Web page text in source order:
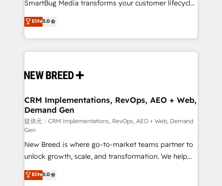
Perplexity等のAI検索からの流入・引用を前提にコンテ
ンツとサイト構造を最適化。 🏆 なぜ100incを選ぶの
ISO9001:2015 取得 ✓ 400社以上の導入実績 ✓
HubSpot大百科 出版 CRM・AI活用に関するご相談、現
せください。
security. 🏆 Why Bluleadz? GTM OS Partner | 16+
Years Experience | 1,000+ Five-Star Reviews
SmartBug Media transforms your customer lifecycle
into a revenue engine. Our unified ecosystem
includes specialized divisions Globalia (AI &
Software) and Point Success Media (Paid Media),
making this the official home for all three brands. 🔄
and system integrations powered by Globalia’s
trainers to drive platform adoption. 📈 Revenue
Generation - Full-funnel marketing and high-
performance advertising via Point Success Media. -
Expert deployment of Breeze AI and custom agents
to automate growth. 🏆 Elite Excellence - 8 platform
accreditations and deep HIPAA-compliance
expertise. - A team of 250+ experts dedicated to
your resilient growth.
Elite5.0
CRM Implementations, RevOps, AEO + Web,
Demand Gen
提供元：CRM Implementations, RevOps, AEO + Web, Demand
Gen
New Breed is where go-to-market teams partner to
unlock growth, scale, and transformation. We help
companies activate HubSpot’s AI-powered
customer platform and operationalize HubSpot’s
Elite5.0